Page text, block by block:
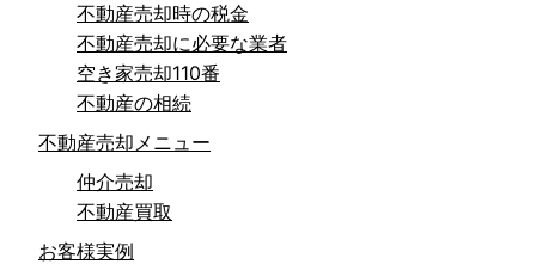
不動産売却時の税金
不動産売却に必要な業者
空き家売却110番
不動産の相続
不動産売却メニュー
仲介売却
不動産買取
お客様実例